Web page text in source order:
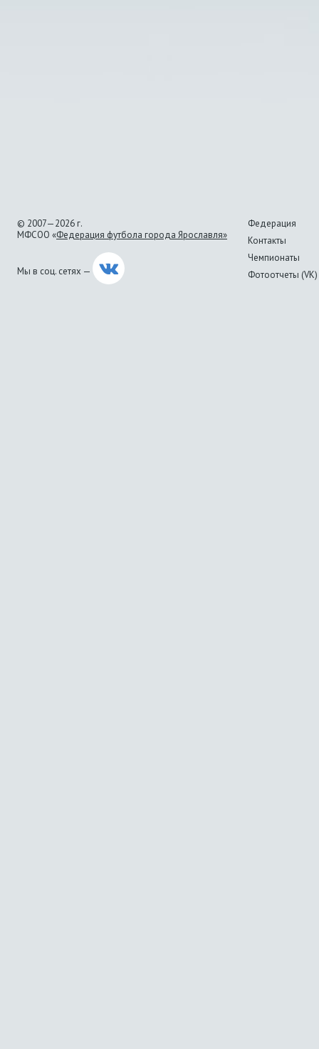
© 2007—2026 г.
МФСОО «Федерация футбола города Ярославля»
Мы в соц. сетях —
Федерация
Контакты
Чемпионаты
Фотоотчеты (VK)